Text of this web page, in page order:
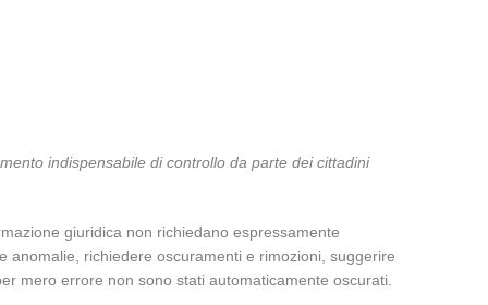
indispensabile di controllo da parte dei cittadini
giuridica non richiedano espressamente
anomalie, richiedere oscuramenti e rimozioni, suggerire
mero errore non sono stati automaticamente oscurati.